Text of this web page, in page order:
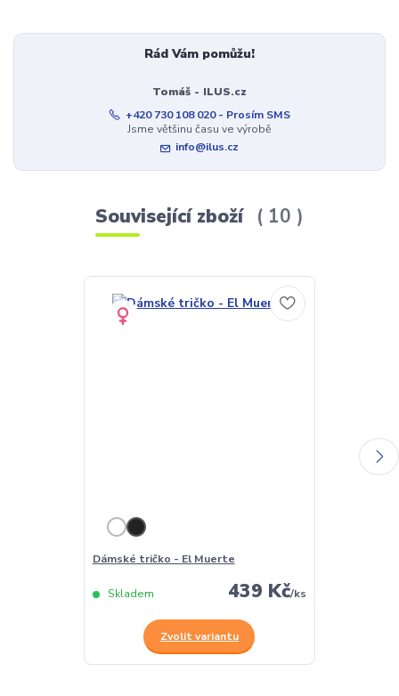
Rád Vám pomůžu!
Tomáš - ILUS.cz
+420 730 108 020 - Prosím SMS
Jsme většinu času ve výrobě
info@ilus.cz
Související zboží 10
Dámské tričko - El Muerte
439 Kč/ks
Skladem
Zvolit variantu